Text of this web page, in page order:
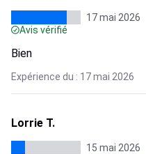
17 mai 2026
Avis vérifié
Bien
Expérience du : 17 mai 2026
Lorrie T.
15 mai 2026